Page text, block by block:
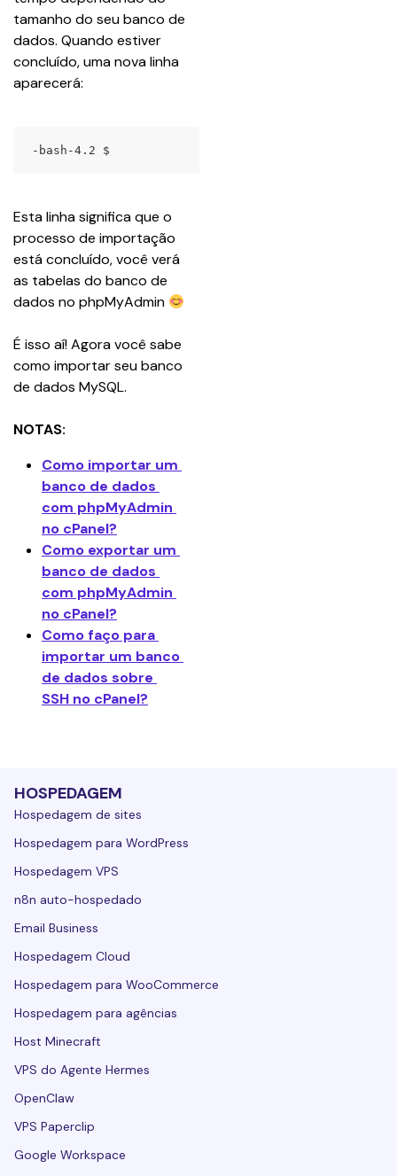
tamanho do seu banco de
dados. Quando estiver
concluído, uma nova linha
aparecerá:
-bash-4.2 $
Esta linha significa que o
processo de importação
está concluído, você verá
as tabelas do banco de
dados no phpMyAdmin
É isso aí! Agora você sabe
como importar seu banco
de dados MySQL.
NOTAS:
Como importar um
banco de dados
com phpMyAdmin
no cPanel?
Como exportar um
banco de dados
com phpMyAdmin
no cPanel?
Como faço para
importar um banco
de dados sobre
SSH no cPanel?
HOSPEDAGEM
Hospedagem de sites
Hospedagem para WordPress
Hospedagem VPS
n8n auto-hospedado
Email Business
Hospedagem Cloud
Hospedagem para WooCommerce
Hospedagem para agências
Host Minecraft
VPS do Agente Hermes
OpenClaw
VPS Paperclip
Google Workspace